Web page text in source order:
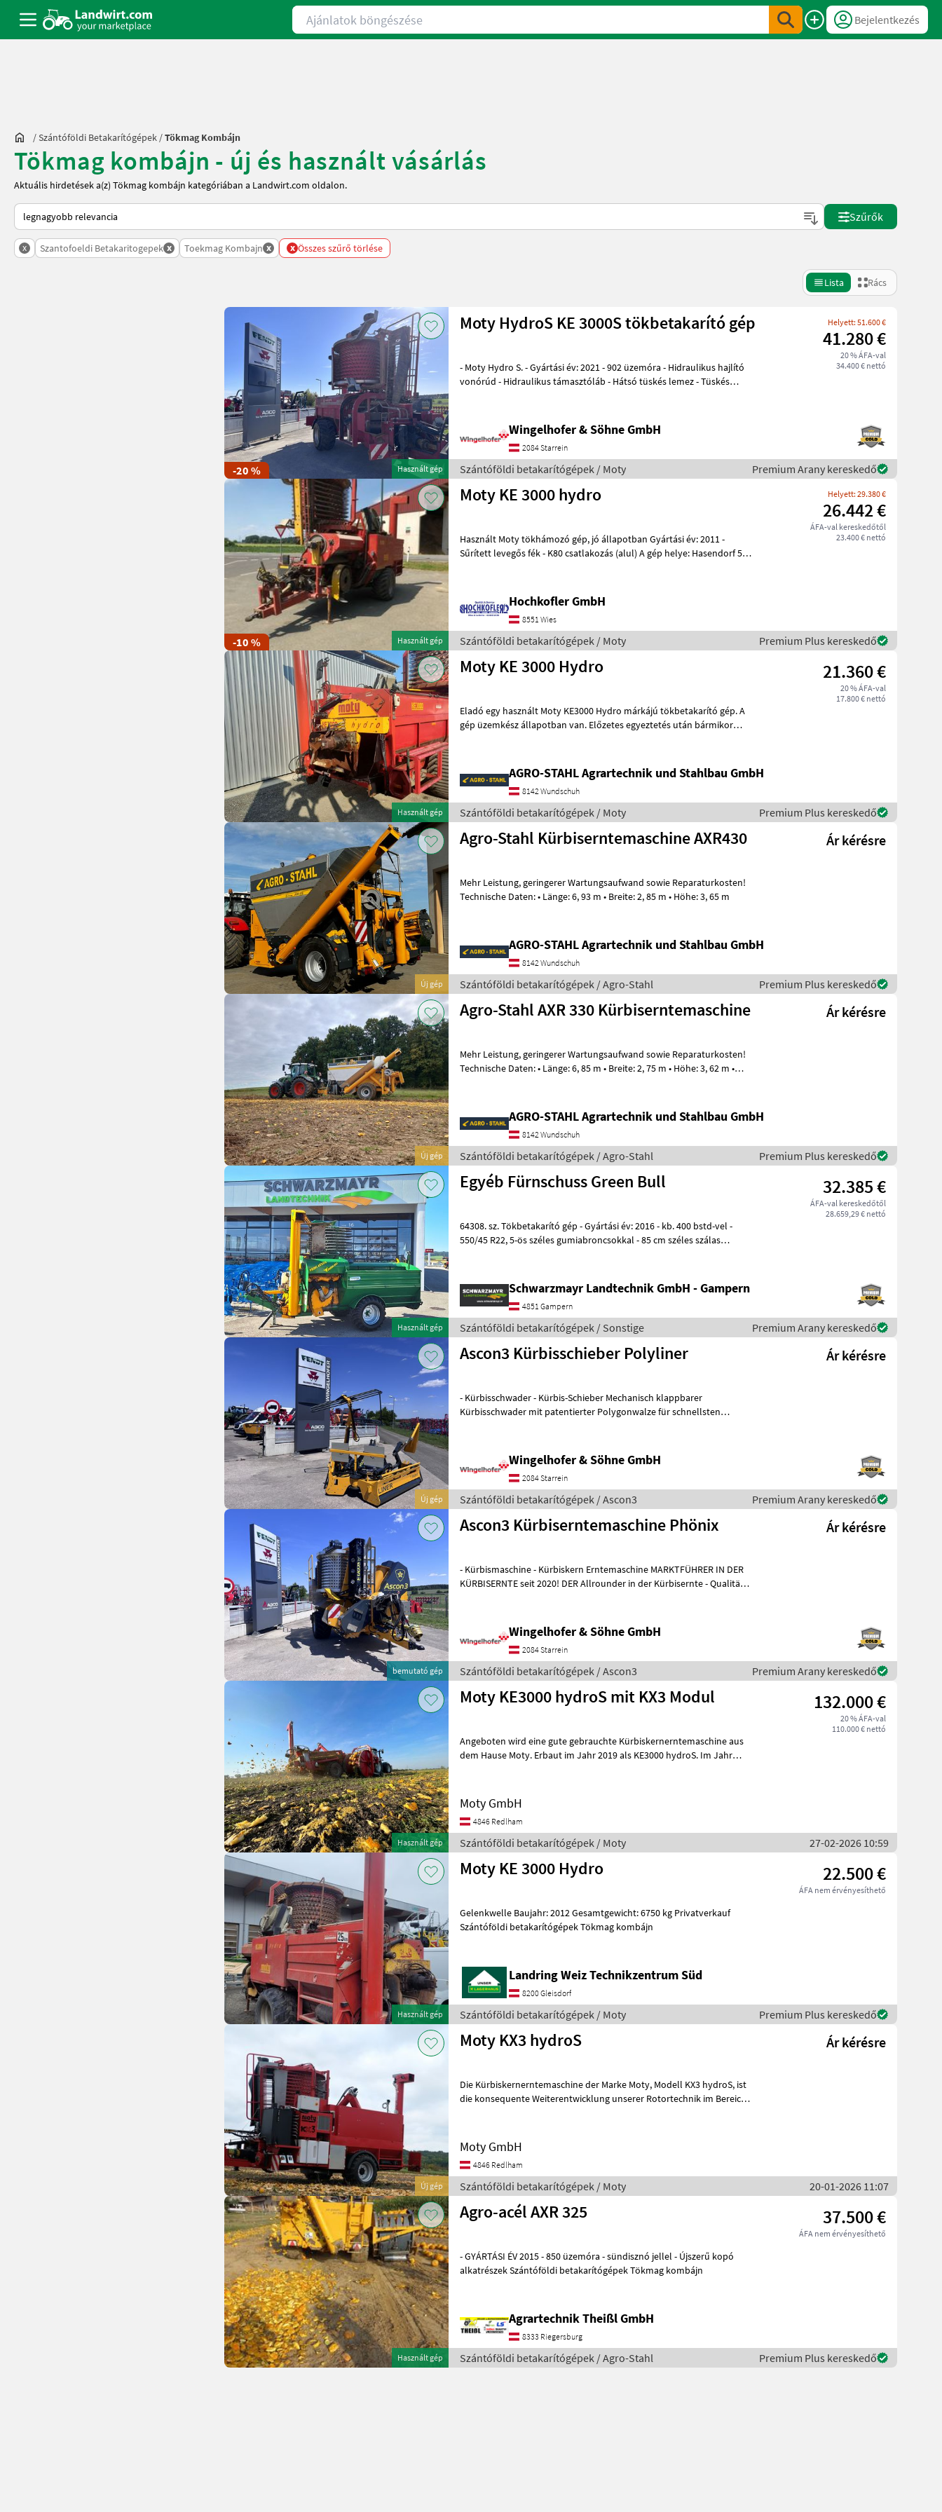
Ajánlatok böngészése
Bejelentkezés
/Szántóföldi Betakarítógépek /Tökmag Kombájn
Tökmag kombájn - új és használt vásárlás
Aktuális hirdetések a(z) Tökmag kombájn kategóriában a Landwirt.com oldalon.
Így van sorba rendezve a Landwirt.com-on
Szűrők
x Szantofoeldi Betakaritogepek x Toekmag Kombajn x x Összes szűrő törlése
Lista Rács
-20 % Használt gép
Moty HydroS KE 3000S tökbetakarító gép Helyett: 51.600 €
41.280 €
20 % ÁFA-val
34.400 € nettó
- Moty Hydro S. - Gyártási év: 2021 - 902 üzemóra - Hidraulikus hajlító
vonórúd - Hidraulikus támasztóláb - Hátsó tüskés lemez - Tüskés
Wingelhofer & Söhne GmbH
2084 Starrein
Szántóföldi betakarítógépek / Moty Premium Arany kereskedő
-10 % Használt gép
Moty KE 3000 hydro Helyett: 29.380 €
26.442 €
ÁFA-val kereskedőtől
23.400 € nettó
Használt Moty tökhámozó gép, jó állapotban Gyártási év: 2011 -
Sűrített levegős fék - K80 csatlakozás (alul) A gép helye: Hasendorf 59,
Hochkofler GmbH
8551 Wies
Szántóföldi betakarítógépek / Moty Premium Plus kereskedő
Használt gép
Moty KE 3000 Hydro 21.360 €
20 % ÁFA-val
17.800 € nettó
Eladó egy használt Moty KE3000 Hydro márkájú tökbetakarító gép. A
gép üzemkész állapotban van. Előzetes egyeztetés után bármikor
AGRO-STAHL Agrartechnik und Stahlbau GmbH
8142 Wundschuh
Szántóföldi betakarítógépek / Moty Premium Plus kereskedő
Új gép
Agro-Stahl Kürbiserntemaschine AXR430 Ár kérésre
Mehr Leistung, geringerer Wartungsaufwand sowie Reparaturkosten!
Technische Daten: • Länge: 6, 93 m • Breite: 2, 85 m • Höhe: 3, 65 m
AGRO-STAHL Agrartechnik und Stahlbau GmbH
8142 Wundschuh
Szántóföldi betakarítógépek / Agro-Stahl Premium Plus kereskedő
Új gép
Agro-Stahl AXR 330 Kürbiserntemaschine Ár kérésre
Mehr Leistung, geringerer Wartungsaufwand sowie Reparaturkosten!
Technische Daten: • Länge: 6, 85 m • Breite: 2, 75 m • Höhe: 3, 62 m •
AGRO-STAHL Agrartechnik und Stahlbau GmbH
8142 Wundschuh
Szántóföldi betakarítógépek / Agro-Stahl Premium Plus kereskedő
Használt gép
Egyéb Fürnschuss Green Bull 32.385 €
ÁFA-val kereskedőtől
28.659,29 € nettó
64308. sz. Tökbetakarító gép - Gyártási év: 2016 - kb. 400 bstd-vel -
550/45 R22, 5-ös széles gumiabroncsokkal - 85 cm széles szálas
Schwarzmayr Landtechnik GmbH - Gampern
4851 Gampern
Szántóföldi betakarítógépek / Sonstige Premium Arany kereskedő
Új gép
Ascon3 Kürbisschieber Polyliner Ár kérésre
- Kürbisschwader - Kürbis-Schieber Mechanisch klappbarer
Kürbisschwader mit patentierter Polygonwalze für schnellsten
Wingelhofer & Söhne GmbH
2084 Starrein
Szántóföldi betakarítógépek / Ascon3 Premium Arany kereskedő
bemutató gép
Ascon3 Kürbiserntemaschine Phönix Ár kérésre
- Kürbismaschine - Kürbiskern Erntemaschine MARKTFÜHRER IN DER
KÜRBISERNTE seit 2020! DER Allrounder in der Kürbisernte - Qualität
Wingelhofer & Söhne GmbH
2084 Starrein
Szántóföldi betakarítógépek / Ascon3 Premium Arany kereskedő
Használt gép
Moty KE3000 hydroS mit KX3 Modul 132.000 €
20 % ÁFA-val
110.000 € nettó
Angeboten wird eine gute gebrauchte Kürbiskernerntemaschine aus
dem Hause Moty. Erbaut im Jahr 2019 als KE3000 hydroS. Im Jahr
Moty GmbH
4846 Redlham
Szántóföldi betakarítógépek / Moty 27-02-2026 10:59
Használt gép
Moty KE 3000 Hydro 22.500 €
ÁFA nem érvényesíthető
Gelenkwelle Baujahr: 2012 Gesamtgewicht: 6750 kg Privatverkauf
Szántóföldi betakarítógépek Tökmag kombájn
Landring Weiz Technikzentrum Süd
8200 Gleisdorf
Szántóföldi betakarítógépek / Moty Premium Plus kereskedő
Új gép
Moty KX3 hydroS Ár kérésre
Die Kürbiskernerntemaschine der Marke Moty, Modell KX3 hydroS, ist
die konsequente Weiterentwicklung unserer Rotortechnik im Bereich
Moty GmbH
4846 Redlham
Szántóföldi betakarítógépek / Moty 20-01-2026 11:07
Használt gép
Agro-acél AXR 325 37.500 €
ÁFA nem érvényesíthető
- GYÁRTÁSI ÉV 2015 - 850 üzemóra - sündisznó jellel - Újszerű kopó
alkatrészek Szántóföldi betakarítógépek Tökmag kombájn
Agrartechnik Theißl GmbH
8333 Riegersburg
Szántóföldi betakarítógépek / Agro-Stahl Premium Plus kereskedő